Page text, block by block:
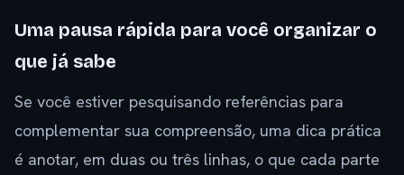
Uma pausa rápida para você organizar o
que já sabe
Se você estiver pesquisando referências para
complementar sua compreensão, uma dica prática
é anotar, em duas ou três linhas, o que cada parte